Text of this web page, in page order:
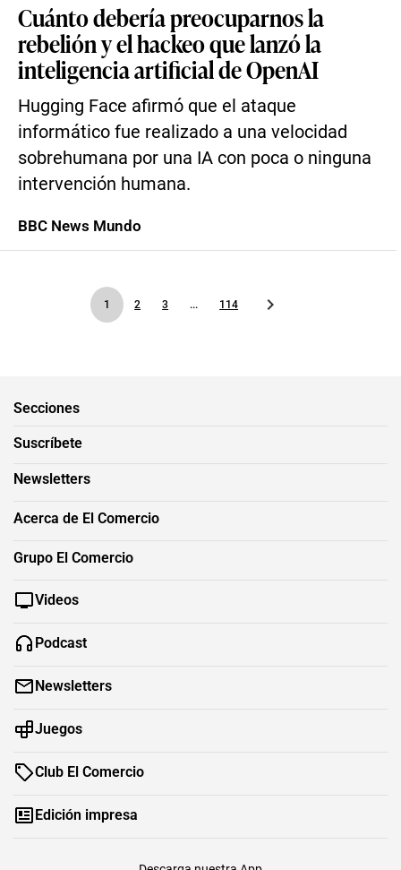
Cuánto debería preocuparnos la
rebelión y el hackeo que lanzó la
inteligencia artificial de OpenAI
Hugging Face afirmó que el ataque
informático fue realizado a una velocidad
sobrehumana por una IA con poca o ninguna
intervención humana.
BBC News Mundo
1 2 3 ... 114
Secciones
Suscríbete
Newsletters
Acerca de El Comercio
Grupo El Comercio
Videos
Podcast
Newsletters
Juegos
Club El Comercio
Edición impresa